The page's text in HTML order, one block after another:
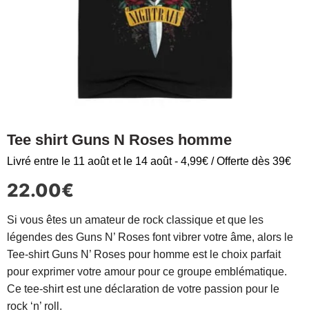
Tee shirt Guns N Roses homme
Livré entre le 11 août et le 14 août - 4,99€ / Offerte dès 39€
22.00€
Si vous êtes un amateur de rock classique et que les
légendes des Guns N’ Roses font vibrer votre âme, alors le
Tee-shirt Guns N’ Roses pour homme est le choix parfait
pour exprimer votre amour pour ce groupe emblématique.
Ce tee-shirt est une déclaration de votre passion pour le
rock ‘n’ roll.